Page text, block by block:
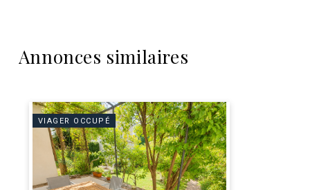
Annonces similaires
VIAGER OCCUPÉ